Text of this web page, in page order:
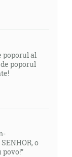
poporul al
poporul
o